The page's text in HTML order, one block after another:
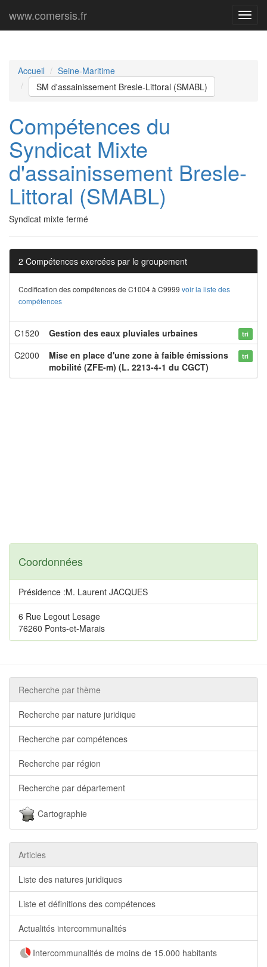
Menu
www.comersis.fr
Accueil
Seine-Maritime
SM d'assainissement Bresle-Littoral (SMABL)
Compétences du
Syndicat Mixte
d'assainissement Bresle-
Littoral (SMABL)
Syndicat mixte fermé
2 Compétences exercées par le groupement
Codification des compétences de C1004 à C9999 voir la liste des
compétences
C1520 Gestion des eaux pluviales urbaines tri
C2000
Mise en place d'une zone à faible émissions
mobilité (ZFE-m) (L. 2213-4-1 du CGCT)
tri
Coordonnées
Présidence :M. Laurent JACQUES
6 Rue Legout Lesage
76260 Ponts-et-Marais
Recherche par thème
Recherche par nature juridique
Recherche par compétences
Recherche par région
Recherche par département
Cartographie
Articles
Liste des natures juridiques
Liste et définitions des compétences
Actualités intercommunalités
Intercommunalités de moins de 15.000 habitants